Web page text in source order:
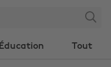
Search
Éducation Tout